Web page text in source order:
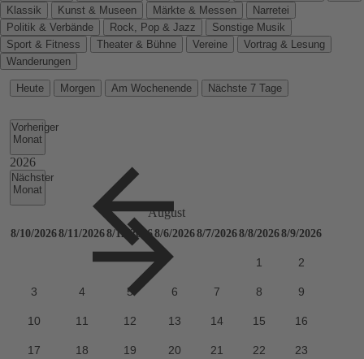
Klassik
Kunst & Museen Märkte & Messen
Narretei
Politik & Verbände
Rock, Pop & Jazz
Sonstige Musik
Sport & Fitness
Theater & Bühne Vereine
Vortrag & Lesung
Wanderungen
Heute Morgen Am Wochenende Nächste 7 Tage
Vorheriger
Monat
Nächster
Monat